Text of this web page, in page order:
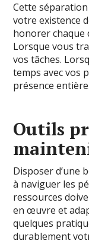
Cette
votre existence
honorer chaque
Lorsque vous
vos tâches.
temps avec vos
présence entière.
Outils
Disposer d’une
à naviguer les
ressources
en œuvre et
quelques
durablement